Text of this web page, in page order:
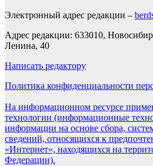
Электронный адрес редакции –
Адрес редакции: 633010,
Ленина, 40
Написать редактору
Политика конфиденциальности
На информационном ресурсе
технологии (информационные
информации на основе сбора,
сведений, относящихся к
«Интернет», находящихся на
Федерации).